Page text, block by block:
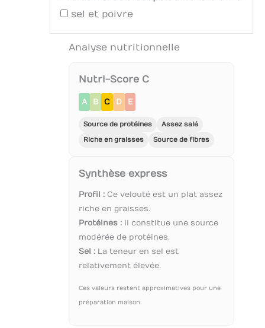
sel et poivre
Analyse nutritionnelle
Nutri-Score C
A B C D E
Source de protéines
Assez salé
Riche en graisses
Source de fibres
Synthèse express
Profil : Ce velouté est un plat assez
riche en graisses.
Protéines : Il constitue une source
modérée de protéines.
Sel : La teneur en sel est
relativement élevée.
Ces valeurs restent approximatives pour une
préparation maison.